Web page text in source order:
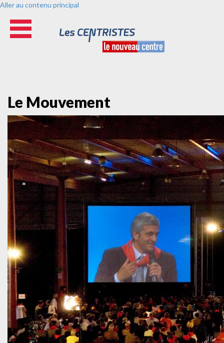
Aller au contenu principal
Le Mouvement